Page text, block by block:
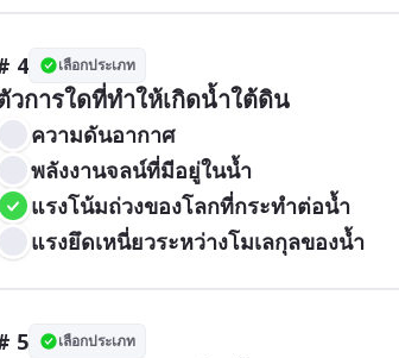
4 เลือกประเภท
วการใดที่ทำให้เกิดน้ำใต้ดิน
ความดันอากาศ
พลังงานจลน์ที่มีอยู่ในน้ำ
แรงโน้มถ่วงของโลกที่กระทำต่อน้ำ
แรงยึดเหนี่ยวระหว่างโมเลกุลของน้ำ
5 เลือกประเภท